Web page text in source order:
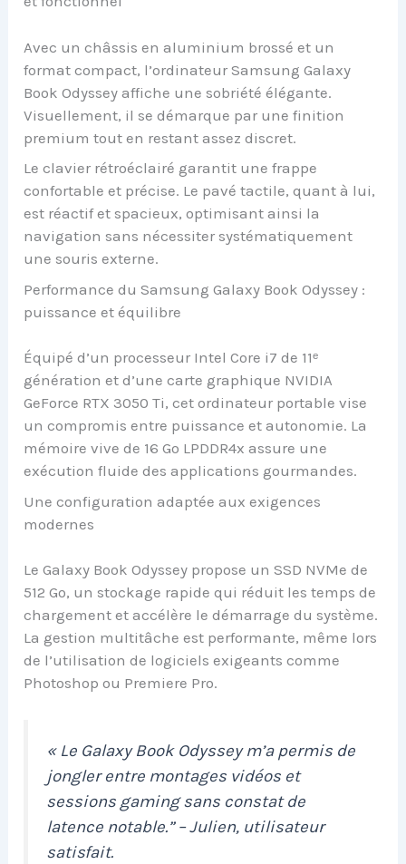
Avec un châssis en aluminium brossé et un
format compact, l’ordinateur Samsung Galaxy
Book Odyssey affiche une sobriété élégante.
Visuellement, il se démarque par une finition
premium tout en restant assez discret.
Le clavier rétroéclairé garantit une frappe
confortable et précise. Le pavé tactile, quant à lui,
est réactif et spacieux, optimisant ainsi la
navigation sans nécessiter systématiquement
une souris externe.
Performance du Samsung Galaxy Book Odyssey :
puissance et équilibre
Équipé d’un processeur Intel Core i7 de 11ᵉ
génération et d’une carte graphique NVIDIA
GeForce RTX 3050 Ti, cet ordinateur portable vise
un compromis entre puissance et autonomie. La
mémoire vive de 16 Go LPDDR4x assure une
exécution fluide des applications gourmandes.
Une configuration adaptée aux exigences
modernes
Le Galaxy Book Odyssey propose un SSD NVMe de
512 Go, un stockage rapide qui réduit les temps de
chargement et accélère le démarrage du système.
La gestion multitâche est performante, même lors
de l’utilisation de logiciels exigeants comme
Photoshop ou Premiere Pro.
« Le Galaxy Book Odyssey m’a permis de
jongler entre montages vidéos et
sessions gaming sans constat de
latence notable.” – Julien, utilisateur
satisfait.